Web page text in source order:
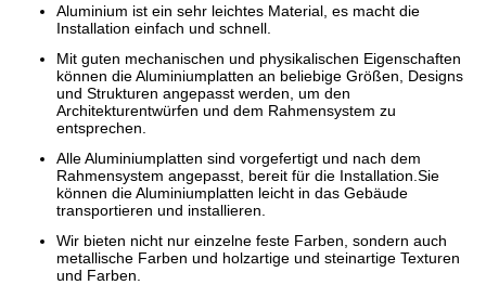
Aluminium ist ein sehr leichtes Material, es macht die
Installation einfach und schnell.
Mit guten mechanischen und physikalischen Eigenschaften
können die Aluminiumplatten an beliebige Größen, Designs
und Strukturen angepasst werden, um den
Architekturentwürfen und dem Rahmensystem zu
entsprechen.
Alle Aluminiumplatten sind vorgefertigt und nach dem
Rahmensystem angepasst, bereit für die Installation.Sie
können die Aluminiumplatten leicht in das Gebäude
transportieren und installieren.
Wir bieten nicht nur einzelne feste Farben, sondern auch
metallische Farben und holzartige und steinartige Texturen
und Farben.